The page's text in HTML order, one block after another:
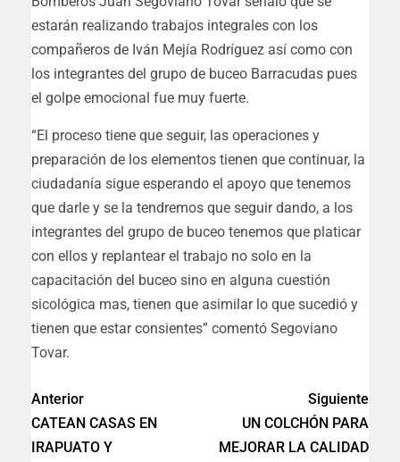
estarán realizando trabajos integrales con los
compañeros de Iván Mejía Rodríguez así como con
los integrantes del grupo de buceo Barracudas pues
el golpe emocional fue muy fuerte.
“El proceso tiene que seguir, las operaciones y
preparación de los elementos tienen que continuar, la
ciudadanía sigue esperando el apoyo que tenemos
que darle y se la tendremos que seguir dando, a los
integrantes del grupo de buceo tenemos que platicar
con ellos y replantear el trabajo no solo en la
capacitación del buceo sino en alguna cuestión
sicológica mas, tienen que asimilar lo que sucedió y
tienen que estar consientes” comentó Segoviano
Tovar.
Anterior
CATEAN CASAS EN
IRAPUATO Y
Siguiente
UN COLCHÓN PARA
MEJORAR LA CALIDAD